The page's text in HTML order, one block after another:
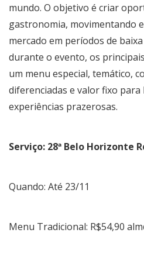
mundo. O objetivo é criar
gastronomia, movimentando
mercado em períodos de
durante o evento, os
um menu especial, temático,
diferenciadas e valor fixo para
experiências prazerosas.
Serviço: 28ª Belo Horizonte
Quando: Até 23/11
Menu Tradicional: R$54,90